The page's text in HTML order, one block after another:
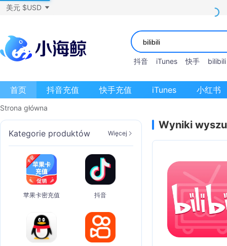
美元 $USD
抖音 iTunes 快手 bilibili
首页 抖音充值 快手充值 iTunes 小红书
Strona główna
Kategorie produktów Więcej
苹果卡密充值 抖音
Wyniki